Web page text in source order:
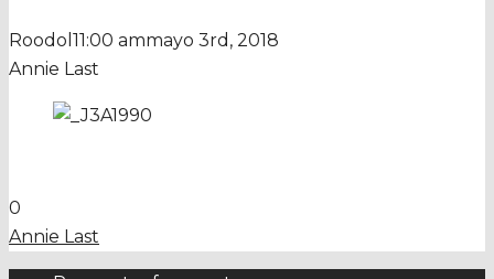
Roodol 11:00 ammayo 3rd, 2018
Annie Last
0
Annie Last